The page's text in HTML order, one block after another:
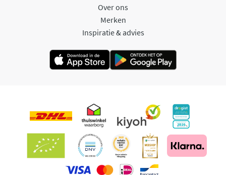
Over ons
Merken
Inspiratie & advies